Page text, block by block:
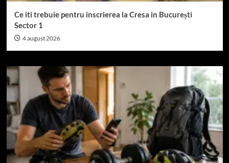
Ce iti trebuie pentru inscrierea la Cresa in București
Sector 1
4 august 2026